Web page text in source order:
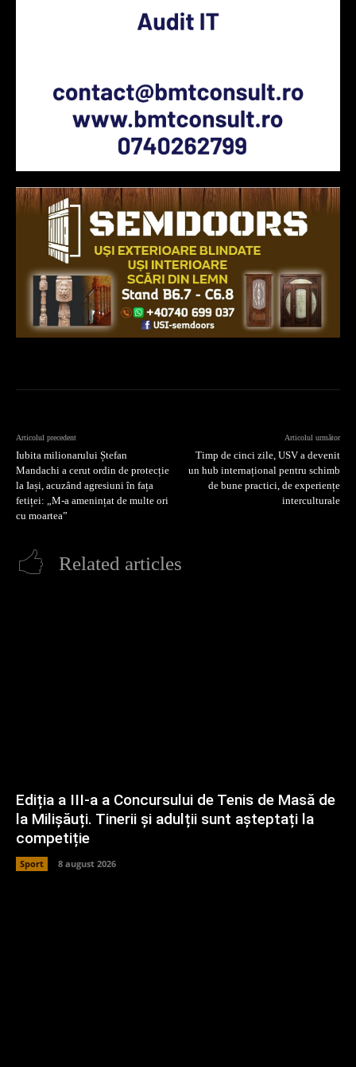
Articolul precedent
Iubita milionarului Ștefan
Mandachi a cerut ordin de protecție
la Iași, acuzând agresiuni în fața
fetiței: „M-a amenințat de multe ori
cu moartea”
Articolul următor
Timp de cinci zile, USV a devenit
un hub internațional pentru schimb
de bune practici, de experiențe
interculturale
Related articles
Ediția a III-a a Concursului de Tenis de Masă de
la Milișăuți. Tinerii și adulții sunt așteptați la
competiție
Sport 8 august 2026